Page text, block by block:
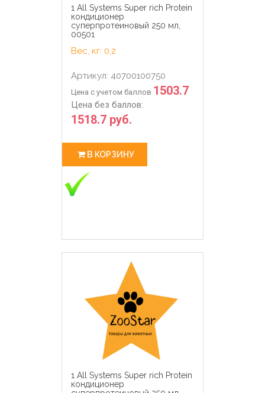
1 All Systems Super rich Protein
кондиционер
суперпротеиновый 250 мл,
00501
Вес, кг: 0,2
Артикул: 40700100750
Цена с учетом баллов 1503.7
Цена без баллов:
1518.7 руб.
В КОРЗИНУ
1 All Systems Super rich Protein
кондиционер